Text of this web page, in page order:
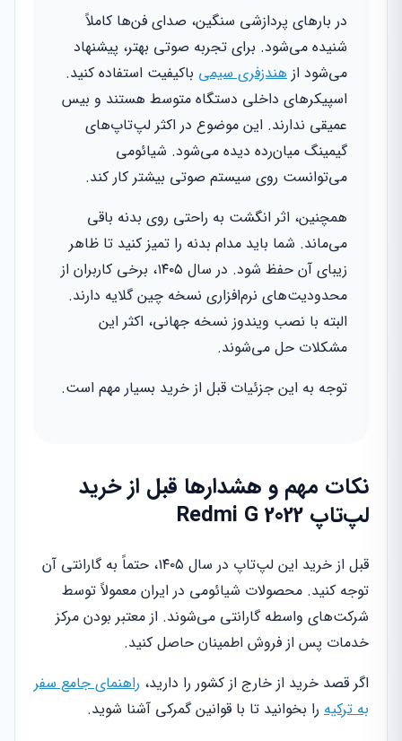
در بارهای پردازشی سنگین، صدای فن‌ها کاملاً
شنیده می‌شود. برای تجربه صوتی بهتر، پیشنهاد
می‌شود از هندزفری سیمی باکیفیت استفاده کنید.
اسپیکرهای داخلی دستگاه متوسط هستند و بیس
عمیقی ندارند. این موضوع در اکثر لپ‌تاپ‌های
گیمینگ میان‌رده دیده می‌شود. شیائومی
می‌توانست روی سیستم صوتی بیشتر کار کند.
همچنین، اثر انگشت به راحتی روی بدنه باقی
می‌ماند. شما باید مدام بدنه را تمیز کنید تا ظاهر
زیبای آن حفظ شود. در سال ۱۴۰۵، برخی کاربران از
محدودیت‌های نرم‌افزاری نسخه چین گلایه دارند.
البته با نصب ویندوز نسخه جهانی، اکثر این
مشکلات حل می‌شوند.
توجه به این جزئیات قبل از خرید بسیار مهم است.
نکات مهم و هشدارها قبل از خرید
لپ‌تاپ Redmi G 2022
قبل از خرید این لپ‌تاپ در سال ۱۴۰۵، حتماً به گارانتی آن
توجه کنید. محصولات شیائومی در ایران معمولاً توسط
شرکت‌های واسطه گارانتی می‌شوند. از معتبر بودن مرکز
خدمات پس از فروش اطمینان حاصل کنید.
اگر قصد خرید از خارج از کشور را دارید، راهنمای جامع سفر
به ترکیه را بخوانید تا با قوانین گمرکی آشنا شوید.